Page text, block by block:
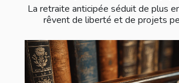
La retraite anticipée séduit de plus
rêvent de liberté et de projets